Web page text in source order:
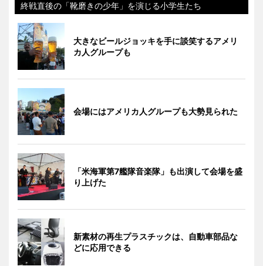
終戦直後の「靴磨きの少年」を演じる小学生たち
大きなビールジョッキを手に談笑するアメリ
カ人グループも
会場にはアメリカ人グループも大勢見られた
「米海軍第7艦隊音楽隊」も出演して会場を盛
り上げた
新素材の再生プラスチックは、自動車部品な
どに応用できる